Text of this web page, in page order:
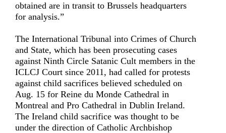
obtained are in transit to Brussels headquarters
for analysis.”
The International Tribunal into Crimes of Church
and State, which has been prosecuting cases
against Ninth Circle Satanic Cult members in the
ICLCJ Court since 2011, had called for protests
against child sacrifices believed scheduled on
Aug. 15 for Reine du Monde Cathedral in
Montreal and Pro Cathedral in Dublin Ireland.
The Ireland child sacrifice was thought to be
under the direction of Catholic Archbishop